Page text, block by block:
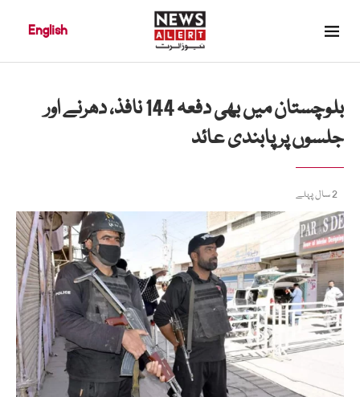
English
بلوچستان میں بھی دفعہ 144 نافذ، دھرنے اور
جلسوں پر پابندی عائد
2 سال پہلے